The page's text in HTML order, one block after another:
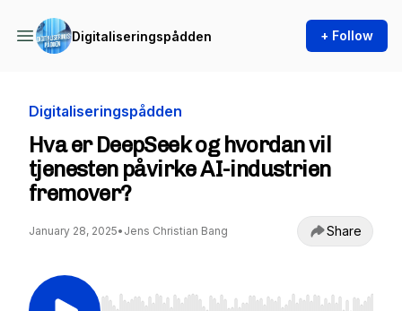
Digitaliseringspådden + Follow
Digitaliseringspådden
Hva er DeepSeek og hvordan vil
tjenesten påvirke AI-industrien
fremover?
January 28, 2025• Jens Christian Bang Share